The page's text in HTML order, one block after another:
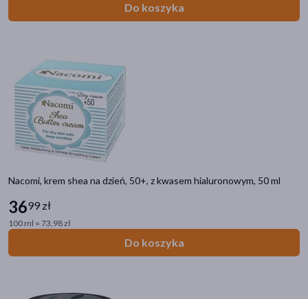
Do koszyka
Nacomi, krem shea na dzień, 50+, z kwasem hialuronowym, 50 ml
3699 zł
100 ml = 73,98 zł
Do koszyka